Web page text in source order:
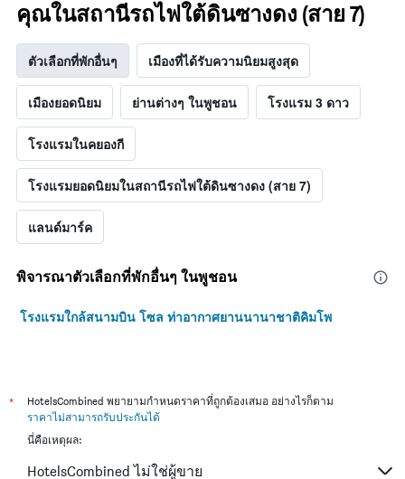
คุณในสถานีรถไฟใต้ดินซางดง (สาย 7)
ตัวเลือกที่พักอื่นๆ เมืองที่ได้รับความนิยมสูงสุด
เมืองยอดนิยม ย่านต่างๆ ในพูชอน โรงแรม 3 ดาว
โรงแรมในคยองกี
โรงแรมยอดนิยมในสถานีรถไฟใต้ดินซางดง (สาย 7)
แลนด์มาร์ค
พิจารณาตัวเลือกที่พักอื่นๆ ในพูชอน
โรงแรมใกล้สนามบิน โซล ท่าอากาศยานนานาชาติคิมโพ
*
HotelsCombined พยายามกำหนดราคาที่ถูกต้องเสมอ อย่างไรก็ตาม
ราคาไม่สามารถรับประกันได้
นี่คือเหตุผล:
HotelsCombined ไม่ใช่ผู้ขาย